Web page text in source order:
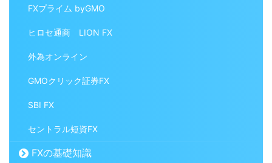
FXプライム byGMO
ヒロセ通商 LION FX
外為オンライン
GMOクリック証券FX
SBI FX
セントラル短資FX
FXの基礎知識